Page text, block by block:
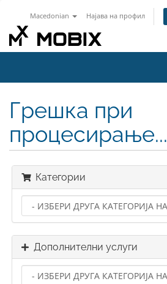
Macedonian Најава на профил
Грешка при
процесирање...
Категории
Дополнителни услуги